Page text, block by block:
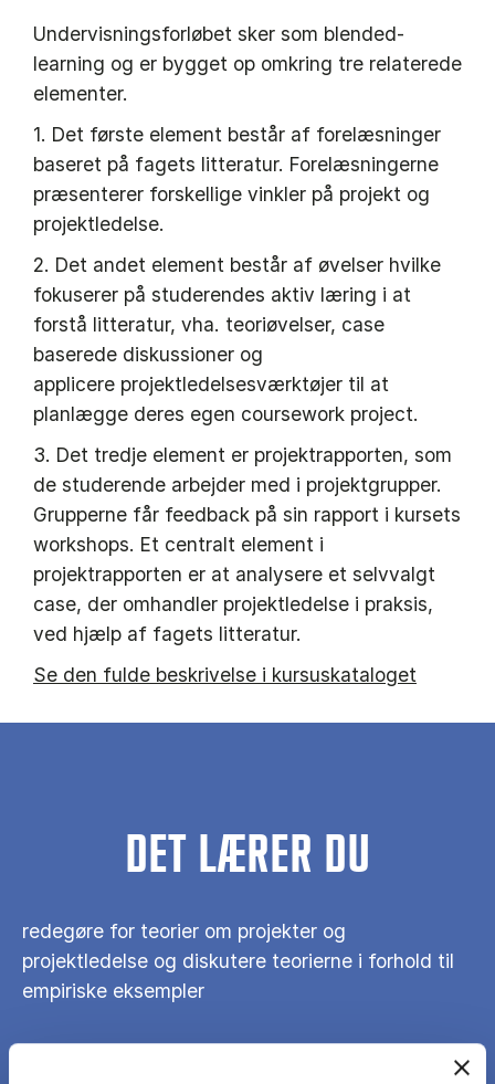
Undervisningsforløbet sker som blended-
learning og er bygget op omkring tre relaterede
elementer.
1. Det første element består af forelæsninger
baseret på fagets litteratur. Forelæsningerne
præsenterer forskellige vinkler på projekt og
projektledelse.
2. Det andet element består af øvelser hvilke
fokuserer på studerendes aktiv læring i at
forstå litteratur, vha. teoriøvelser, case
baserede diskussioner og
applicere projektledelsesværktøjer til at
planlægge deres egen coursework project.
3. Det tredje element er projektrapporten, som
de studerende arbejder med i projektgrupper.
Grupperne får feedback på sin rapport i kursets
workshops. Et centralt element i
projektrapporten er at analysere et selvvalgt
case, der omhandler projektledelse i praksis,
ved hjælp af fagets litteratur.
Se den fulde beskrivelse i kursuskataloget
DET LÆRER DU
redegøre for teorier om projekter og
projektledelse og diskutere teorierne i forhold til
empiriske eksempler
foretage en kritisk vurdering af forskellige teorier